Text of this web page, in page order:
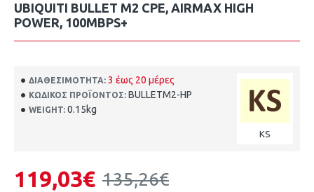
UBIQUITI BULLET M2 CPE, AIRMAX HIGH
POWER, 100MBPS+
ΔΙΑΘΕΣΙΜΌΤΗΤΑ: 3 έως 20 μέρες
ΚΩΔΙΚΌΣ ΠΡΟΪΌΝΤΟΣ: BULLETM2-HP
WEIGHT: 0.15kg
KS
135,26€
119,03€